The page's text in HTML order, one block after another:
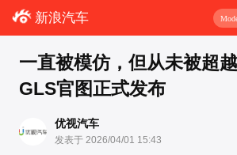
新浪汽车
一直被模仿，但从未被超
GLS官图正式发布
优视汽车
发表于 2026/04/01 15:43